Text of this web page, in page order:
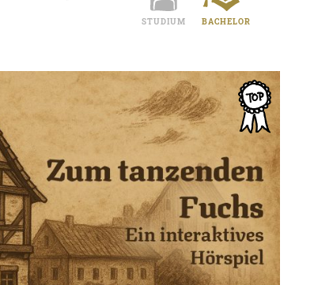
STUDIUM BACHELOR